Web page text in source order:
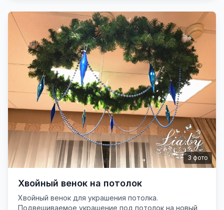
3фото
Хвойный венок на потолок
Хвойный венок для украшения потолка.
Подвешиваемое украшение под потолок на новый